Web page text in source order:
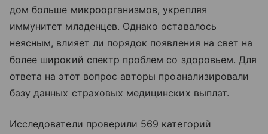
дом больше микроорганизмов, укрепляя
иммунитет младенцев. Однако оставалось
неясным, влияет ли порядок появления на свет на
более широкий спектр проблем со здоровьем. Для
ответа на этот вопрос авторы проанализировали
базу данных страховых медицинских выплат.
Исследователи проверили 569 категорий